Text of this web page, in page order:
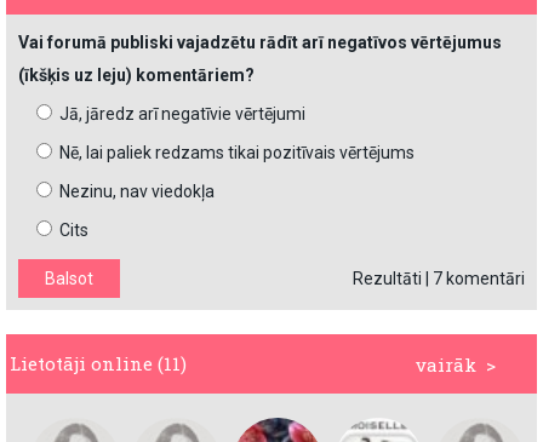
Vai forumā publiski vajadzētu rādīt arī negatīvos vērtējumus
(īkšķis uz leju) komentāriem?
Jā, jāredz arī negatīvie vērtējumi
Nē, lai paliek redzams tikai pozitīvais vērtējums
Nezinu, nav viedokļa
Cits
Rezultāti 7 komentāri
vairāk >
Lietotāji online (11)